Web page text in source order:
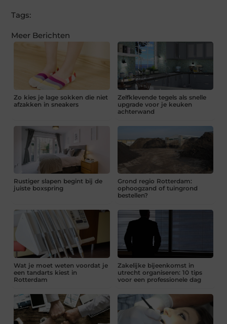
Tags:
Meer Berichten
Zo kies je lage sokken die niet
afzakken in sneakers
Zelfklevende tegels als snelle
upgrade voor je keuken
achterwand
Rustiger slapen begint bij de
juiste boxspring
Grond regio Rotterdam:
ophoogzand of tuingrond
bestellen?
Wat je moet weten voordat je
een tandarts kiest in
Rotterdam
Zakelijke bijeenkomst in
utrecht organiseren: 10 tips
voor een professionele dag